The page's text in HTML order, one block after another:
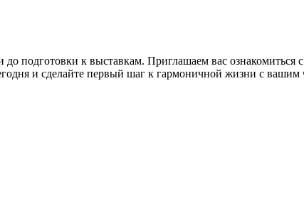
до подготовки к выставкам. Приглашаем вас
и сделайте первый шаг к гармоничной жизни с вашим